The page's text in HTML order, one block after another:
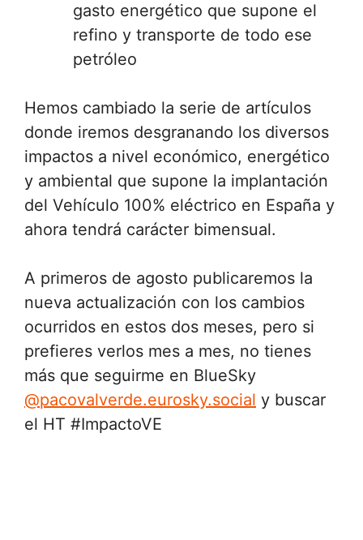
gasto energético que supone el
refino y transporte de todo ese
petróleo
Hemos cambiado la serie de artículos
donde iremos desgranando los diversos
impactos a nivel económico, energético
y ambiental que supone la implantación
del Vehículo 100% eléctrico en España y
ahora tendrá carácter bimensual.
A primeros de agosto publicaremos la
nueva actualización con los cambios
ocurridos en estos dos meses, pero si
prefieres verlos mes a mes, no tienes
más que seguirme en BlueSky
@pacovalverde.eurosky.social y buscar
el HT #ImpactoVE